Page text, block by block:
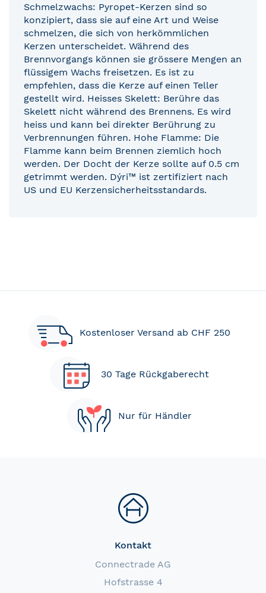
Schmelzwachs: Pyropet-Kerzen sind so
konzipiert, dass sie auf eine Art und Weise
schmelzen, die sich von herkömmlichen
Kerzen unterscheidet. Während des
Brennvorgangs können sie grössere Mengen an
flüssigem Wachs freisetzen. Es ist zu
empfehlen, dass die Kerze auf einen Teller
gestellt wird. Heisses Skelett: Berühre das
Skelett nicht während des Brennens. Es wird
heiss und kann bei direkter Berührung zu
Verbrennungen führen. Hohe Flamme: Die
Flamme kann beim Brennen ziemlich hoch
werden. Der Docht der Kerze sollte auf 0.5 cm
getrimmt werden. Dýri™ ist zertifiziert nach
US und EU Kerzensicherheitsstandards.
Kostenloser Versand ab CHF 250
30 Tage Rückgaberecht
Nur für Händler
Kontakt
Connectrade AG
Hofstrasse 4